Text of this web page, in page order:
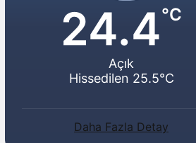
24.4°C
Açık
Hissedilen 25.5°C
Daha Fazla Detay